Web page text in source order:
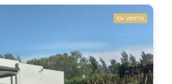
EN VENTA